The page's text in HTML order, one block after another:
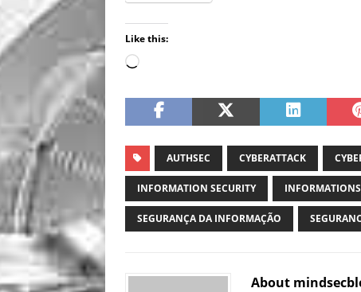
Like this:
AUTHSEC CYBERATTACK
INFORMATION SECURITY
SEGURANÇA DA INFORMAÇÃO
About